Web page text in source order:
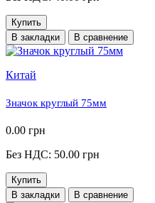
Купить
В закладки
В сравнение
Китай
Значок круглый 75мм
0.00 грн
Без НДС: 50.00 грн
Купить
В закладки
В сравнение